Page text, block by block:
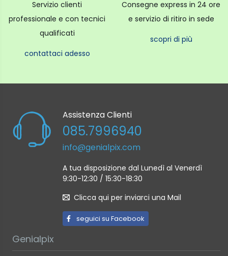
Servizio clienti
professionale e con tecnici
qualificati
contattaci adesso
Consegne express in 24 ore
e servizio di ritiro in sede
scopri di più
Assistenza Clienti
085.7996940
info@genialpix.com
A tua disposizione dal Lunedì al Venerdì
9:30-12:30 / 15:30-18:30
Clicca qui per inviarci una Mail
seguici su Facebook
Genialpix